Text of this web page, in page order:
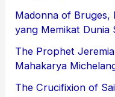
Madonna of Bruges,
yang Memikat Dunia
The Prophet
Mahakarya
The Crucifixion of